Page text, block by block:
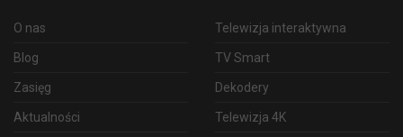
O nas
Blog
Zasięg
Aktualności
Telewizja interaktywna
TV Smart
Dekodery
Telewizja 4K